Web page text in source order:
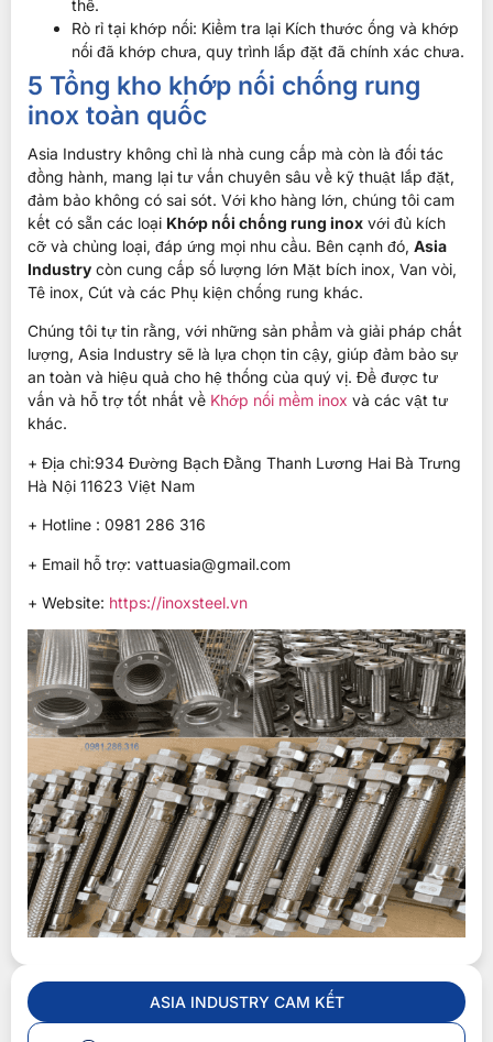
thế.
Rò rỉ tại khớp nối: Kiểm tra lại Kích thước ống và khớp
nối đã khớp chưa, quy trình lắp đặt đã chính xác chưa.
5 Tổng kho khớp nối chống rung
inox toàn quốc
Asia Industry không chỉ là nhà cung cấp mà còn là đối tác
đồng hành, mang lại tư vấn chuyên sâu về kỹ thuật lắp đặt,
đảm bảo không có sai sót. Với kho hàng lớn, chúng tôi cam
kết có sẵn các loại Khớp nối chống rung inox với đủ kích
cỡ và chủng loại, đáp ứng mọi nhu cầu. Bên cạnh đó, Asia
Industry còn cung cấp số lượng lớn Mặt bích inox, Van vòi,
Tê inox, Cút và các Phụ kiện chống rung khác.
Chúng tôi tự tin rằng, với những sản phẩm và giải pháp chất
lượng, Asia Industry sẽ là lựa chọn tin cậy, giúp đảm bảo sự
an toàn và hiệu quả cho hệ thống của quý vị. Để được tư
vấn và hỗ trợ tốt nhất về Khớp nối mềm inox và các vật tư
khác.
+ Địa chỉ:934 Đường Bạch Đằng Thanh Lương Hai Bà Trưng
Hà Nội 11623 Việt Nam
+ Hotline : 0981 286 316
+ Email hỗ trợ: vattuasia@gmail.com
+ Website: https://inoxsteel.vn
ASIA INDUSTRY CAM KẾT